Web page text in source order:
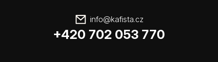
info@kafista.cz
+420 702 053 770